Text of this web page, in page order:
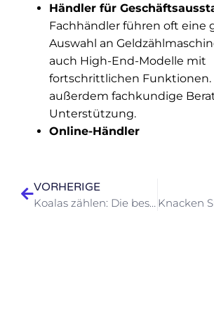
Händler für
Fachhändler führen oft eine
Auswahl an
auch High-End-Modelle mit
fortschrittlichen Funktionen.
außerdem fachkundige
Unterstützung.
Online-Händler
VORHERIGE